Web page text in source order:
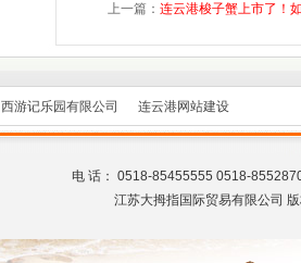
上一篇： 连云港梭子蟹上市了！
西游记乐园有限公司 连云港网站建设
电 话： 0518-85455555 0518-
江苏大拇指国际贸易有限公司